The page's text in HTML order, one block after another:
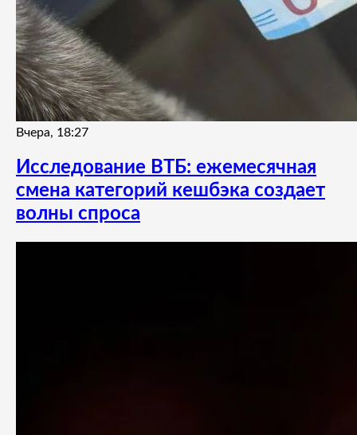
Вчера, 18:27
Исследование ВТБ: ежемесячная
смена категорий кешбэка создает
волны спроса